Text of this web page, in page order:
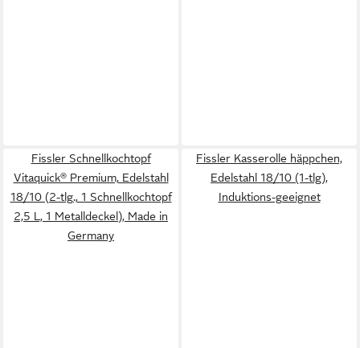
Fissler Schnellkochtopf
Vitaquick® Premium, Edelstahl
18/10 (2-tlg., 1 Schnellkochtopf
2,5 L, 1 Metalldeckel), Made in
Germany
Fissler Kasserolle häppchen,
Edelstahl 18/10 (1-tlg),
Induktions-geeignet